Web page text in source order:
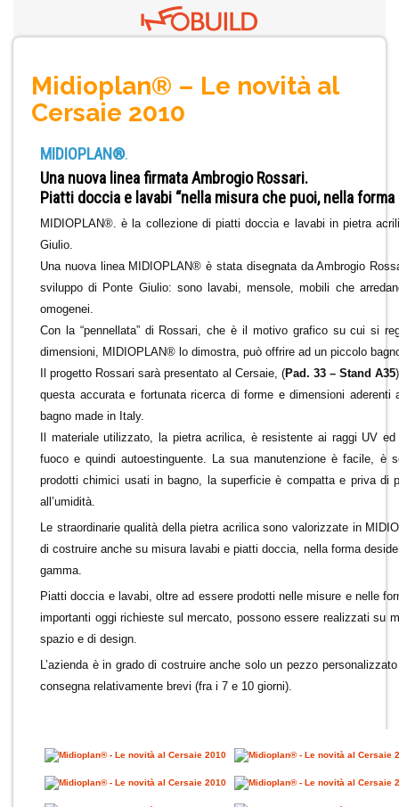
Midioplan® – Le novità al
Cersaie 2010
MIDIOPLAN®.
Una nuova linea firmata Ambrogio Rossari.
Piatti doccia e lavabi “nella misura che puoi, nella forma
MIDIOPLAN®. è la collezione di piatti doccia e lavabi in pietra
Giulio.
Una nuova linea MIDIOPLAN® è stata disegnata da Ambrogio
sviluppo di Ponte Giulio: sono lavabi, mensole, mobili che
omogenei.
Con la “pennellata” di Rossari, che è il motivo grafico su cui si
dimensioni, MIDIOPLAN® lo dimostra, può offrire ad un piccolo
Il progetto Rossari sarà presentato al Cersaie, (Pad. 33 – Stand A35
questa accurata e fortunata ricerca di forme e dimensioni aderenti
bagno made in Italy.
Il materiale utilizzato, la pietra acrilica, è resistente ai raggi UV
fuoco e quindi autoestinguente. La sua manutenzione è facile, è
prodotti chimici usati in bagno, la superficie è compatta e priva di
all’umidità.
Le straordinarie qualità della pietra acrilica sono valorizzate in
di costruire anche su misura lavabi e piatti doccia, nella forma
gamma.
Piatti doccia e lavabi, oltre ad essere prodotti nelle misure e nelle
importanti oggi richieste sul mercato, possono essere realizzati su
spazio e di design.
L’azienda è in grado di costruire anche solo un pezzo
consegna relativamente brevi (fra i 7 e 10 giorni).